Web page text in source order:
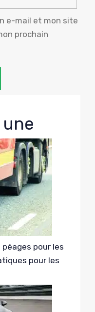
e-mail et mon site
prochain
pour les
pour les